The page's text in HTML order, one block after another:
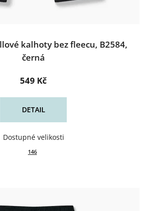
kalhoty bez fleecu, B2584,
černá
549 Kč
DETAIL
146